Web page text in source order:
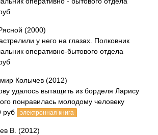
(2000)
у него на глазах. Полковник
оперативно-бытового отдела
Колычев (2012)
удалось вытащить из борделя Ларису
понравилась молодому человеку
руб
электронная книга
В. (2012)